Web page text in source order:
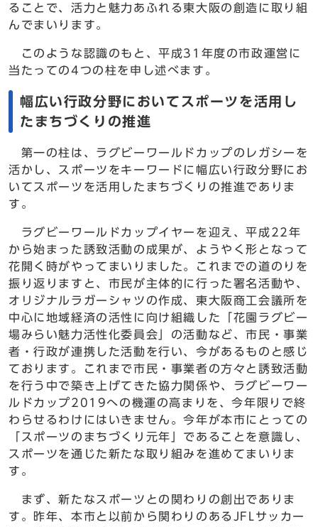
ることで、活力と魅力あふれる東大阪の創造に取り組
んでまいります。
このような認識のもと、平成31年度の市政運営に
当たっての4つの柱を申し述べます。
幅広い行政分野においてスポーツを活用し
たまちづくりの推進
第一の柱は、ラグビーワールドカップのレガシーを
活かし、スポーツをキーワードに幅広い行政分野にお
いてスポーツを活用したまちづくりの推進でありま
す。
ラグビーワールドカップイヤーを迎え、平成22年
から始まった誘致活動の成果が、ようやく形となって
花開く時がやってまいりました。これまでの道のりを
振り返りますと、市民が主体的に行った署名活動や、
オリジナルラガーシャツの作成、東大阪商工会議所を
中心に地域経済の活性に向け組織した「花園ラグビー
場みらい魅力活性化委員会」の活動など、市民・事業
者・行政が連携した活動を行い、今があるものと感じ
ております。これまで市民・事業者の方々と誘致活動
を行う中で築き上げてきた協力関係や、ラグビーワー
ルドカップ2019への機運の高まりを、今年限りで終
わらせるわけにはいきません。今年が本市にとっての
「スポーツのまちづくり元年」であることを意識し、
スポーツを通じた新たな取り組みを進めてまいりま
す。
まず、新たなスポーツとの関わりの創出でありま
す。昨年、本市と以前から関わりのあるJFLサッカー